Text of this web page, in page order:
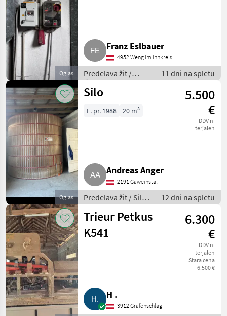
Oglas
Franz Eslbauer
4952 Weng Im Innkreis
Predelava žit /
Ćistilec žit
11 dni na spletu
Oglas
Silo
5.500
€
DDV ni
terjalen
L. pr. 1988 20 m³
Andreas Anger
2191 Gaweinstal
Predelava žit / Silos
za žita
12 dni na spletu
Trieur Petkus
K541
6.300
€
DDV ni
terjalen
Stara cena
6.500 €
H .
3912 Grafenschlag